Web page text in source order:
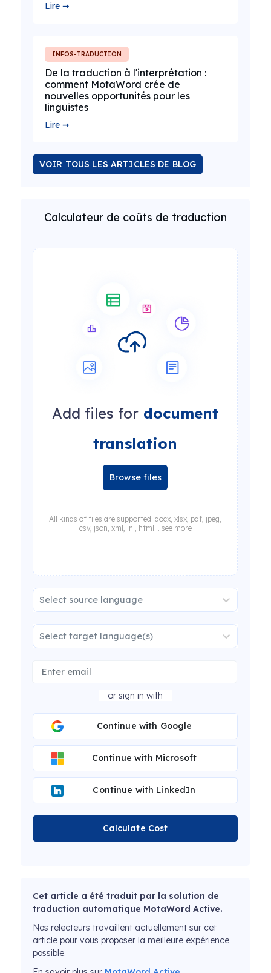
Lire ➞
INFOS-TRADUCTION
De la traduction à l'interprétation :
comment MotaWord crée de
nouvelles opportunités pour les
linguistes
Lire ➞
VOIR TOUS LES ARTICLES DE BLOG
Calculateur de coûts de traduction
Add files for document
translation
Browse files
All kinds of files are supported: docx, xlsx, pdf, jpeg,
csv, json, xml, ini, html... see more
Select source language
Select target language(s)
or sign in with
Continue with Google
Continue with Microsoft
Continue with LinkedIn
Calculate Cost
Cet article a été traduit par la solution de
traduction automatique MotaWord Active.
Nos relecteurs travaillent actuellement sur cet
article pour vous proposer la meilleure expérience
possible.